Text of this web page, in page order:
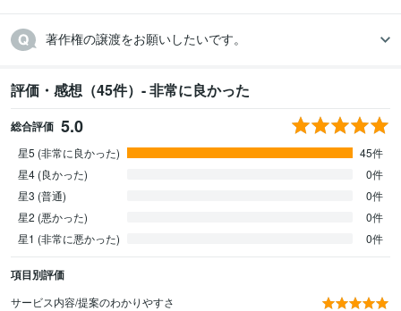
著作権の譲渡をお願いしたいです。
評価・感想（45件）- 非常に良かった
総合評価 5.0
星5 (非常に良かった)
45件
星4 (良かった)
0件
星3 (普通)
0件
星2 (悪かった)
0件
星1 (非常に悪かった)
0件
項目別評価
サービス内容/提案のわかりやすさ